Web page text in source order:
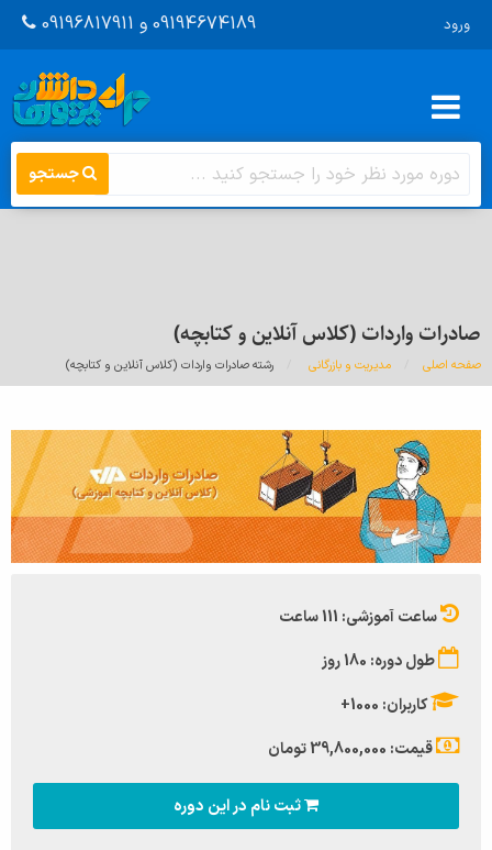
ورود 09194674189 و 09196817911
صادرات واردات (کلاس آنلاین و کتابچه)
صفحه اصلی مدیریت و بازرگانی رشته صادرات واردات (کلاس آنلاین و کتابچه)
ساعت آموزشی: 111 ساعت
طول دوره: 180 روز
کاربران: 1000+
قیمت: 39,800,000 تومان
ثبت نام در این دوره